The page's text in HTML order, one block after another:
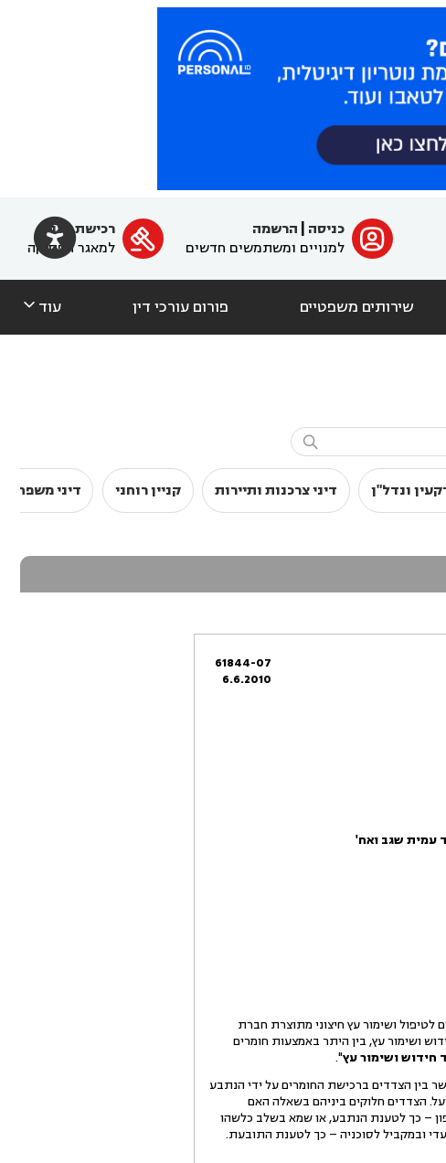
 ﱐ כניסה
הרשמה
למנויים ומשתמשים חדשים

רכישת מנוי
למאגר הפסיקה
שירותים משפטיים פורום עורכי דין עוד 

ונדל"ן דיני צרכנות ותיירות קניין רוחני דיני משפחה
61844-07
6.6.2010
עמית שגב ואח'
לטיפול ושימור עץ חיצוני מתוצרת חברת
ושימור עץ, בין היתר באמצעות חומרים
חידוש ושימור עץ".
שהחל בשנת 2002 או בסמוך לכך, התמצה הקשר בין הצדדים ברכישת החומרים על ידי הנתבע
הצדדים חלוקים ביניהם בשאלה האם
באזור הצפון – כך לטענת הנתבע, או שמא בשלב כלשהו
ובמקביל לסוכניה – כך לטענת התובעת.